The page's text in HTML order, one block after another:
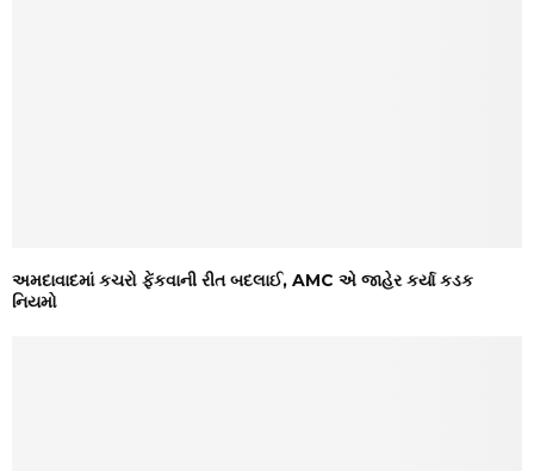
અમદાવાદમાં કચરો ફેંકવાની રીત બદલાઈ, AMC એ જાહેર કર્યા કડક
નિયમો